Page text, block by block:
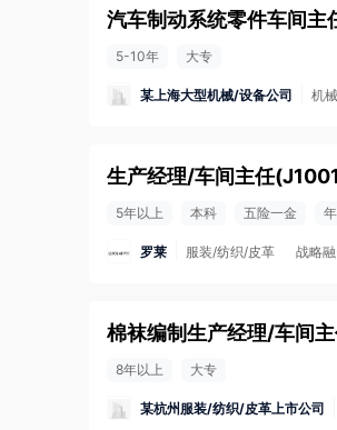
汽车制动系统零件车间主
5-10年 大专
某上海大型机械/设备公司 机
生产经理/车间主任
5年以上 本科 五险一金
罗莱 服装/纺织/皮革 战略
棉袜编制生产经理/车间
8年以上 大专
某杭州服装/纺织/皮革上市公司